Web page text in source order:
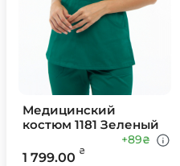
Медицинский
костюм 1181 Зеленый
1 799.00 ₴
+89₴